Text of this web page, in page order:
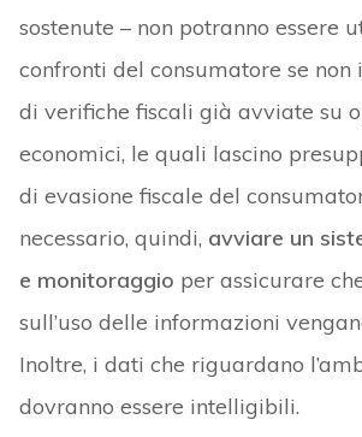
sostenute – non potranno essere
confronti del consumatore se non
di verifiche fiscali già avviate su
economici, le quali lascino
di evasione fiscale del
necessario, quindi, avviare un
e monitoraggio per assicurare
sull’uso delle informazioni
Inoltre, i dati che riguardano
dovranno essere intelligibili.